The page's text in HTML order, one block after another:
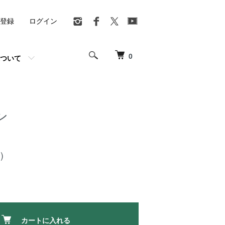
0
いて
録 ログイン
カートに入れる